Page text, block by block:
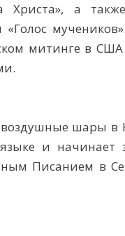
Христа», а
митинге в
воздушные шары в
и начинает
Писанием в